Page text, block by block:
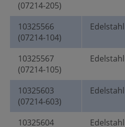
(07214-205)
10325566
(07214-104)
10325567
(07214-105)
10325603
(07214-603)
10325604